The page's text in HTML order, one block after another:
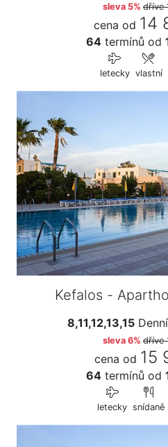
sleva 5% dříve
cena od 14
64termínů od
letecky vlastní
Kefalos -
8,11,12,13,15
sleva 6% dříve
cena od 15
64termínů od
letecky snídaně